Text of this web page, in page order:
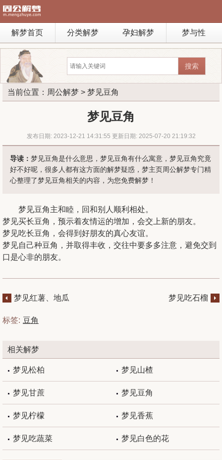
解梦首页 分类解梦 孕妇解梦 梦与性
当前位置： 周公解梦 > 梦见豆角
梦见豆角
发布日期: 2023-12-21 14:31:55 更新日期: 2025-07-20 21:19:32
导读： 梦见豆角是什么意思，梦见豆角有什么寓意，梦见豆角究竟
好不好呢，很多人都有这方面的解梦疑惑，梦主页周公解梦专门精
心整理了梦见豆角相关的内容，为您免费解梦！
梦见豆角主和睦，回和别人顺利相处。
梦见买长豆角，预示着友情运的增加，会交上新的朋友。
梦见吃长豆角，会得到好朋友的真心友谊。
梦见自己种豆角，并取得丰收，交往中要多多注意，避免交到
口是心非的朋友。
梦见红薯、地瓜 梦见吃石榴
标签: 豆角
相关解梦
梦见松柏 梦见山楂
梦见甘蔗 梦见豆角
梦见柠檬 梦见香蕉
梦见吃蔬菜 梦见白色的花